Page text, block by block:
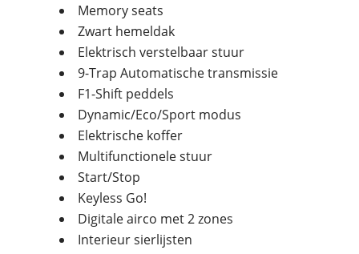
Memory seats
Zwart hemeldak
Elektrisch verstelbaar stuur
9-Trap Automatische transmissie
F1-Shift peddels
Dynamic/Eco/Sport modus
Elektrische koffer
Multifunctionele stuur
Start/Stop
Keyless Go!
Digitale airco met 2 zones
Interieur sierlijsten